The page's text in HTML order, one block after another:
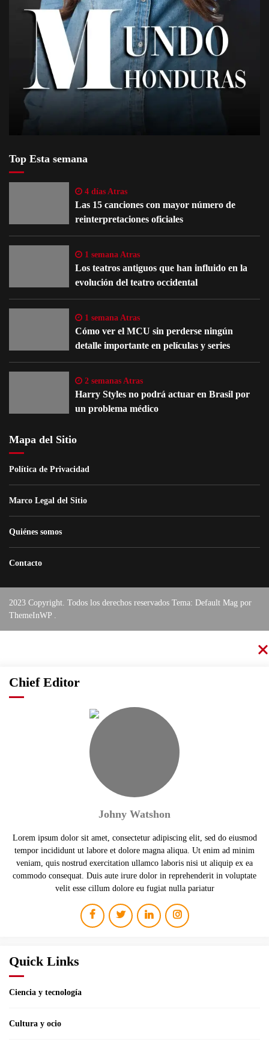
Top Esta semana
4 días Atras
Las 15 canciones con mayor número de
reinterpretaciones oficiales
1 semana Atras
Los teatros antiguos que han influido en la
evolución del teatro occidental
1 semana Atras
Cómo ver el MCU sin perderse ningún
detalle importante en películas y series
2 semanas Atras
Harry Styles no podrá actuar en Brasil por
un problema médico
Mapa del Sitio
Política de Privacidad
Marco Legal del Sitio
Quiénes somos
Contacto
2023 Copyright. Todos los derechos reservados Tema: Default Mag por
ThemeInWP
Chief Editor
Johny Watshon
Lorem ipsum dolor sit amet, consectetur adipiscing elit, sed do eiusmod
tempor incididunt ut labore et dolore magna aliqua. Ut enim ad minim
veniam, quis nostrud exercitation ullamco laboris nisi ut aliquip ex ea
commodo consequat. Duis aute irure dolor in reprehenderit in voluptate
velit esse cillum dolore eu fugiat nulla pariatur
Quick Links
Ciencia y tecnología
Cultura y ocio